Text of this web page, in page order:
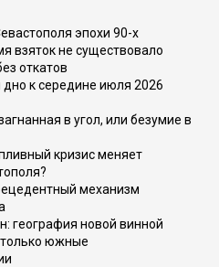
эпохи 90-х
взяток не существовало
откатов
к середине июля 2026
в угол, или безумие в
кризис меняет
механизм
география новой винной
только южные